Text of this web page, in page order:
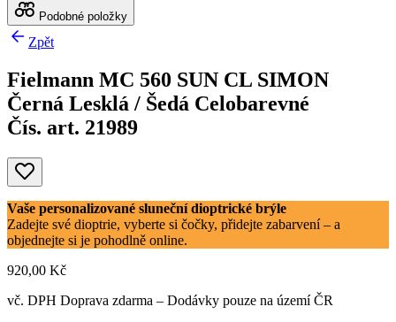
Podobné položky
Zpět
Fielmann MC 560 SUN CL SIMON
Černá Lesklá / Šedá Celobarevné
Čís. art. 21989
Vaše personalizované sluneční dioptrické brýle
Zadejte své dioptrie, vyberte si čočky, přidejte zabarvení – a
objednejte si je pohodlně online.
920,00 Kč
vč. DPH Doprava zdarma – Dodávky pouze na území ČR